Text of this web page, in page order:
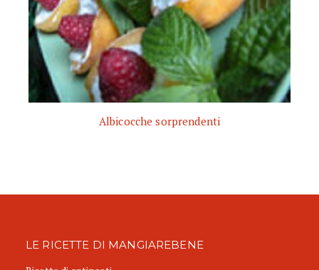
Albicocche sorprendenti
LE RICETTE DI MANGIAREBENE